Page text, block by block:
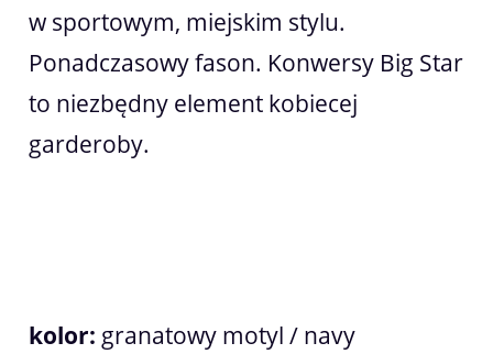
w sportowym, miejskim stylu.
Ponadczasowy fason. Konwersy Big Star
to niezbędny element kobiecej
garderoby.
kolor: granatowy motyl / navy